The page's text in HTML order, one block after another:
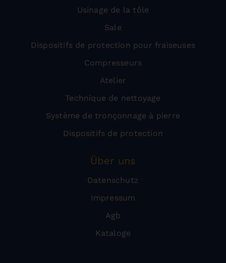
Usinage de la tôle
Sale
Dispositifs de protection pour fraiseuses
Compresseurs
Atelier
Technique de nettoyage
Système de tronçonnage à pierre
Dispositifs de protection
Über uns
Datenschutz
Impressum
Agb
Kataloge